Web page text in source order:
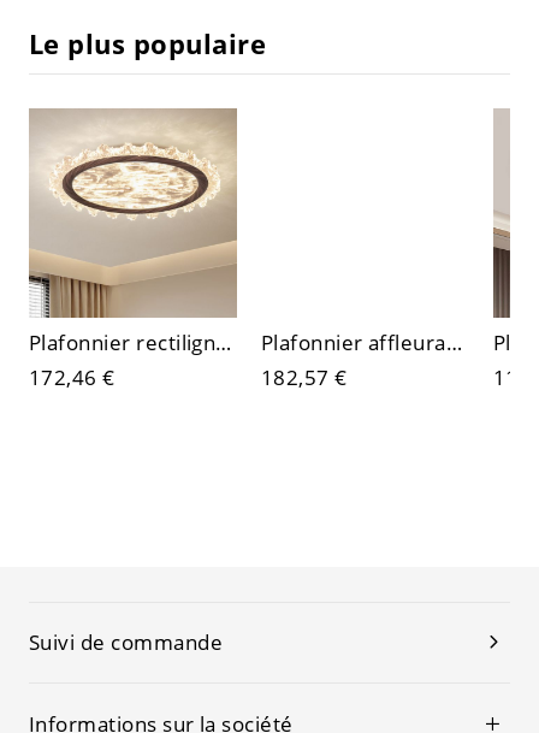
Le plus populaire
Plafonnier rectiligne en métal et acrylique translucide à LED, 1 lumière
172,46 €
Plafonnier affleurant avec abat-jour en tissu texturé blanc, finition auburn
182,57 €
Suivi de commande
Informations sur la société